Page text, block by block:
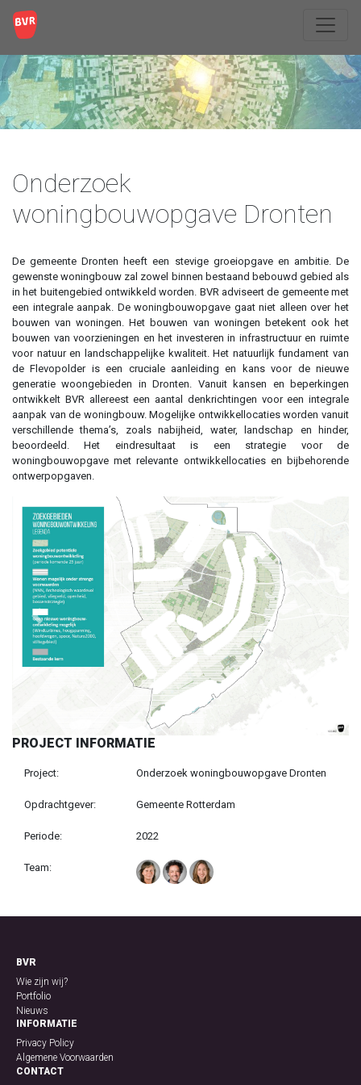
Onderzoek
woningbouwopgave Dronten
De gemeente Dronten heeft een stevige groeiopgave en ambitie. De
gewenste woningbouw zal zowel binnen bestaand bebouwd gebied als
in het buitengebied ontwikkeld worden. BVR adviseert de gemeente met
een integrale aanpak. De woningbouwopgave gaat niet alleen over het
bouwen van woningen. Het bouwen van woningen betekent ook het
bouwen van voorzieningen en het investeren in infrastructuur en ruimte
voor natuur en landschappelijke kwaliteit. Het natuurlijk fundament van
de Flevopolder is een cruciale aanleiding en kans voor de nieuwe
generatie woongebieden in Dronten. Vanuit kansen en beperkingen
ontwikkelt BVR allereest een aantal denkrichtingen voor een integrale
aanpak van de woningbouw. Mogelijke ontwikkellocaties worden vanuit
verschillende thema’s, zoals nabijheid, water, landschap en hinder,
beoordeeld. Het eindresultaat is een strategie voor de
woningbouwopgave met relevante ontwikkellocaties en bijbehorende
ontwerpopgaven.
Previous
PROJECT INFORMATIE
Project: Onderzoek woningbouwopgave Dronten
Opdrachtgever: Gemeente Rotterdam
Periode: 2022
Team:
BVR
Wie zijn wij?
Portfolio
Nieuws
INFORMATIE
Privacy Policy
Algemene Voorwaarden
CONTACT